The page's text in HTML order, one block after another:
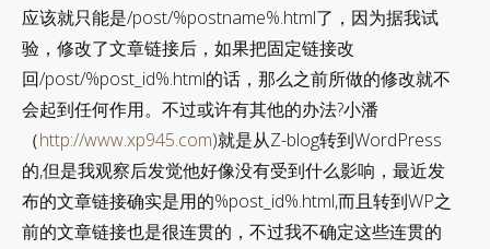
应该就只能是/post/%postname%.html了，因为据我试
验，修改了文章链接后，如果把固定链接改
回/post/%post_id%.html的话，那么之前所做的修改就不
会起到任何作用。不过或许有其他的办法?小潘
（http://www.xp945.com)就是从Z-blog转到WordPress
的,但是我观察后发觉他好像没有受到什么影响，最近发
布的文章链接确实是用的%post_id%.html,而且转到WP之
前的文章链接也是很连贯的，不过我不确定这些连贯的